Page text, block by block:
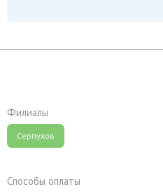
Филиалы
Серпухов
Способы оплаты